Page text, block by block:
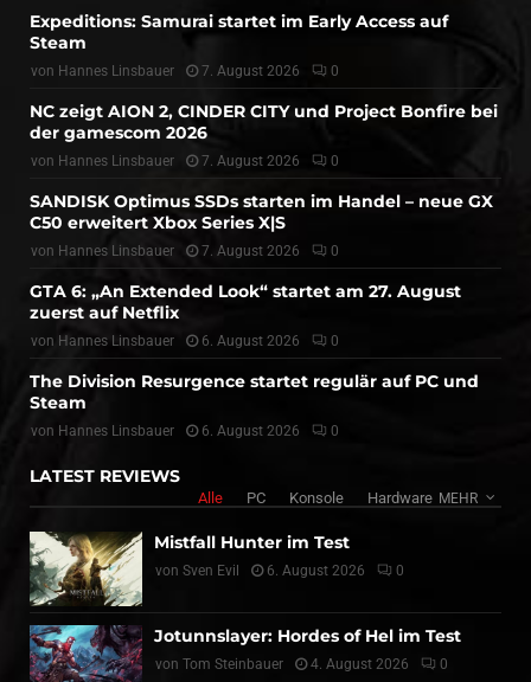
Expeditions: Samurai startet im Early Access auf
Steam
von Hannes Linsbauer 7. August 2026 0
NC zeigt AION 2, CINDER CITY und Project Bonfire bei
der gamescom 2026
von Hannes Linsbauer 7. August 2026 0
SANDISK Optimus SSDs starten im Handel – neue GX
C50 erweitert Xbox Series X|S
von Hannes Linsbauer 7. August 2026 0
GTA 6: „An Extended Look“ startet am 27. August
zuerst auf Netflix
von Hannes Linsbauer 6. August 2026 0
The Division Resurgence startet regulär auf PC und
Steam
von Hannes Linsbauer 6. August 2026 0
LATEST REVIEWS
Alle PC Konsole Hardware MEHR
Mistfall Hunter im Test
von Sven Evil 6. August 2026 0
Jotunnslayer: Hordes of Hel im Test
von Tom Steinbauer 4. August 2026 0